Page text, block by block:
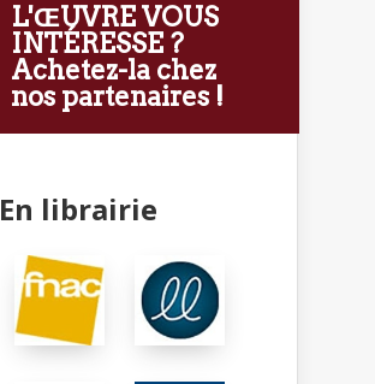
L'ŒUVRE VOUS
INTÉRESSE ?
Achetez-la chez
nos partenaires !
En librairie